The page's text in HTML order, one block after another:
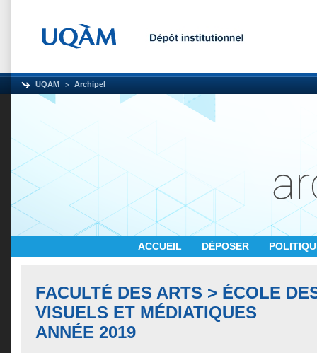
UQAM Archipel
ACCUEIL DÉPOSER
FACULTÉ DES ARTS > ÉCOLE
VISUELS ET MÉDIATIQUES
ANNÉE 2019